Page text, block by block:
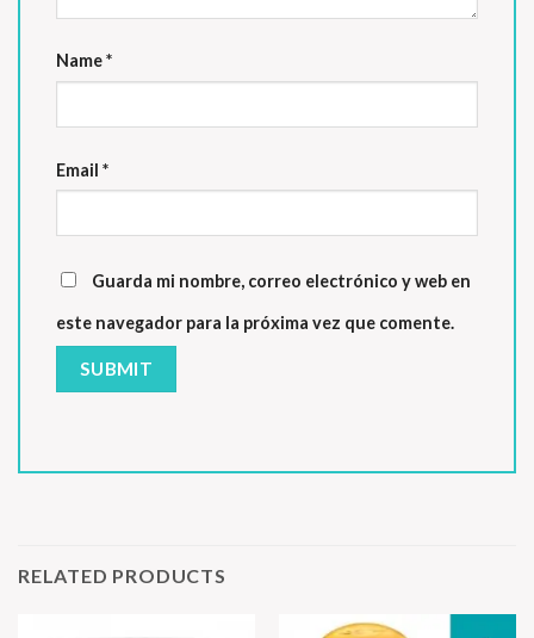
Name*
Email *
Guarda mi nombre, correo electrónico y web en
este navegador para la próxima vez que comente.
RELATED PRODUCTS